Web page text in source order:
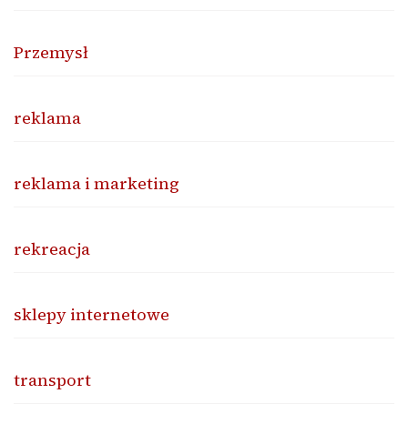
Przemysł
reklama
reklama i marketing
rekreacja
sklepy internetowe
transport